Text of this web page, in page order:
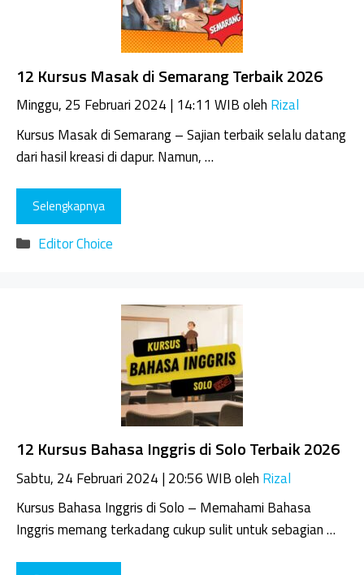
12 Kursus Masak di Semarang Terbaik 2026
Minggu, 25 Februari 2024 | 14:11 WIBoleh Rizal
Kursus Masak di Semarang – Sajian terbaik selalu datang
dari hasil kreasi di dapur. Namun, …
Selengkapnya
Kategori
Editor Choice
12 Kursus Bahasa Inggris di Solo Terbaik 2026
Sabtu, 24 Februari 2024 | 20:56 WIBoleh Rizal
Kursus Bahasa Inggris di Solo – Memahami Bahasa
Inggris memang terkadang cukup sulit untuk sebagian …